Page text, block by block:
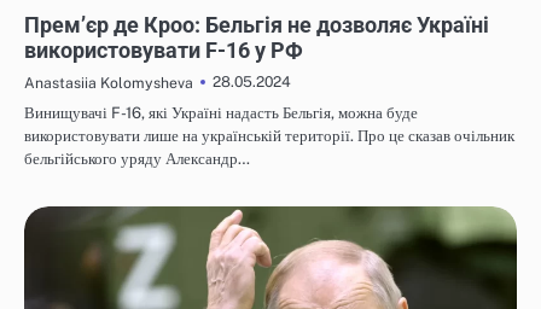
Прем’єр де Кроо: Бельгія не дозволяє Україні
використовувати F-16 у РФ
Anastasiia Kolomysheva
28.05.2024
Винищувачі F-16, які Україні надасть Бельгія, можна буде
використовувати лише на українській території. Про це сказав очільник
бельгійського уряду Александр…